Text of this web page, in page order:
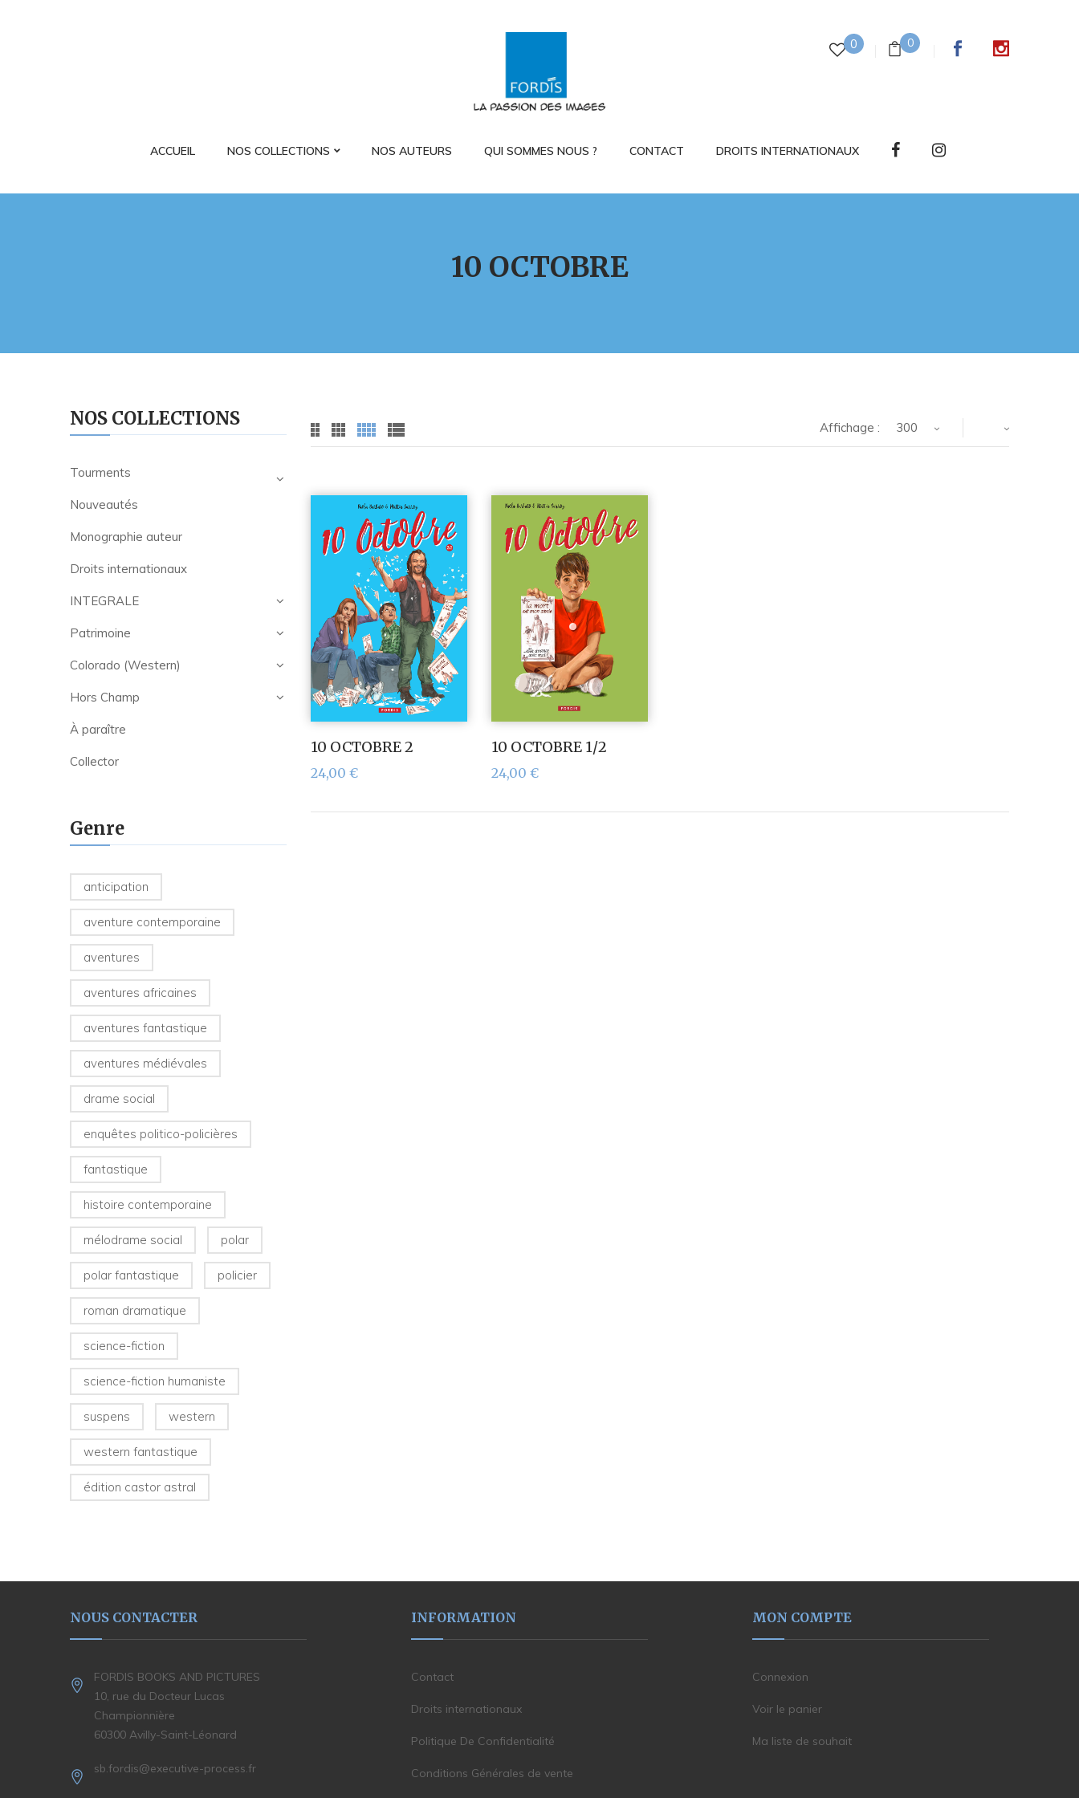
0 0
ACCUEIL NOS COLLECTIONS NOS AUTEURS QUI SOMMES NOUS ? CONTACT DROITS INTERNATIONAUX
10 OCTOBRE
NOS COLLECTIONS
Tourments
Nouveautés
Monographie auteur
Droits internationaux
INTEGRALE
Patrimoine
Colorado (Western)
Hors Champ
À paraître
Collector
Genre
anticipation
aventure contemporaine
aventures
aventures africaines
aventures fantastique
aventures médiévales
drame social
enquêtes politico-policières
fantastique
histoire contemporaine
mélodrame social polar
polar fantastique policier
roman dramatique
science-fiction
science-fiction humaniste
suspens western
western fantastique
édition castor astral
Affichage : 300
10 OCTOBRE 2
24,00 €
10 OCTOBRE 1/2
24,00 €
NOUS CONTACTER
FORDIS BOOKS AND PICTURES
10, rue du Docteur Lucas
Championnière
60300 Avilly-Saint-Léonard
sb.fordis@executive-process.fr
INFORMATION
Contact
Droits internationaux
Politique De Confidentialité
Conditions Générales de vente
MON COMPTE
Connexion
Voir le panier
Ma liste de souhait